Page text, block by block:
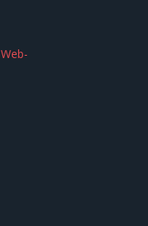
Web-